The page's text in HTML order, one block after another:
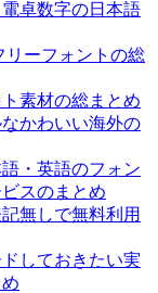
卓数字の日本語
リーフォントの総
素材の総まとめ
かわいい海外の
・英語のフォン
スのまとめ
無しで無料利用
しておきたい実